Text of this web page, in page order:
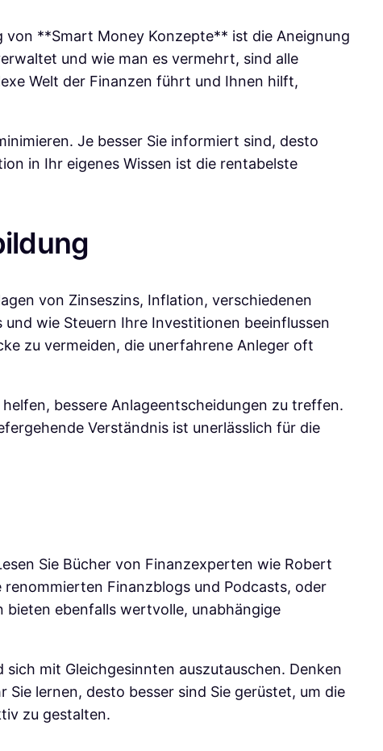
**Smart Money Konzepte** ist die Aneignung
und wie man es vermehrt, sind alle
Welt der Finanzen führt und Ihnen hilft,
Je besser Sie informiert sind, desto
in Ihr eigenes Wissen ist die rentabelste
von Zinseszins, Inflation, verschiedenen
wie Steuern Ihre Investitionen beeinflussen
zu vermeiden, die unerfahrene Anleger oft
bessere Anlageentscheidungen zu treffen.
Verständnis ist unerlässlich für die
Sie Bücher von Finanzexperten wie Robert
renommierten Finanzblogs und Podcasts, oder
bieten ebenfalls wertvolle, unabhängige
mit Gleichgesinnten auszutauschen. Denken
Sie lernen, desto besser sind Sie gerüstet, um die
zu gestalten.